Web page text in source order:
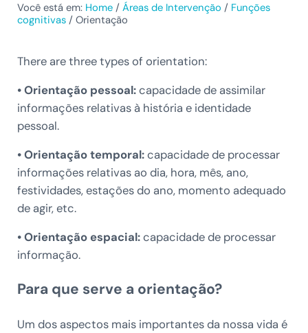
Você está em: Home / Áreas de Intervenção / Funções
cognitivas / Orientação
There are three types of orientation:
• Orientação pessoal:capacidade de assimilar
informações relativas à história e identidade
pessoal.
• Orientação temporal:capacidade de processar
informações relativas ao dia, hora, mês, ano,
festividades, estações do ano, momento adequado
de agir, etc.
• Orientação espacial:capacidade de processar
informação.
Para que serve a orientação?
Um dos aspectos mais importantes da nossa vida é